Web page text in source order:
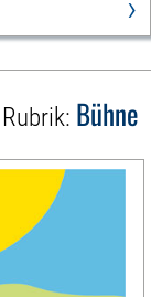
Bühne